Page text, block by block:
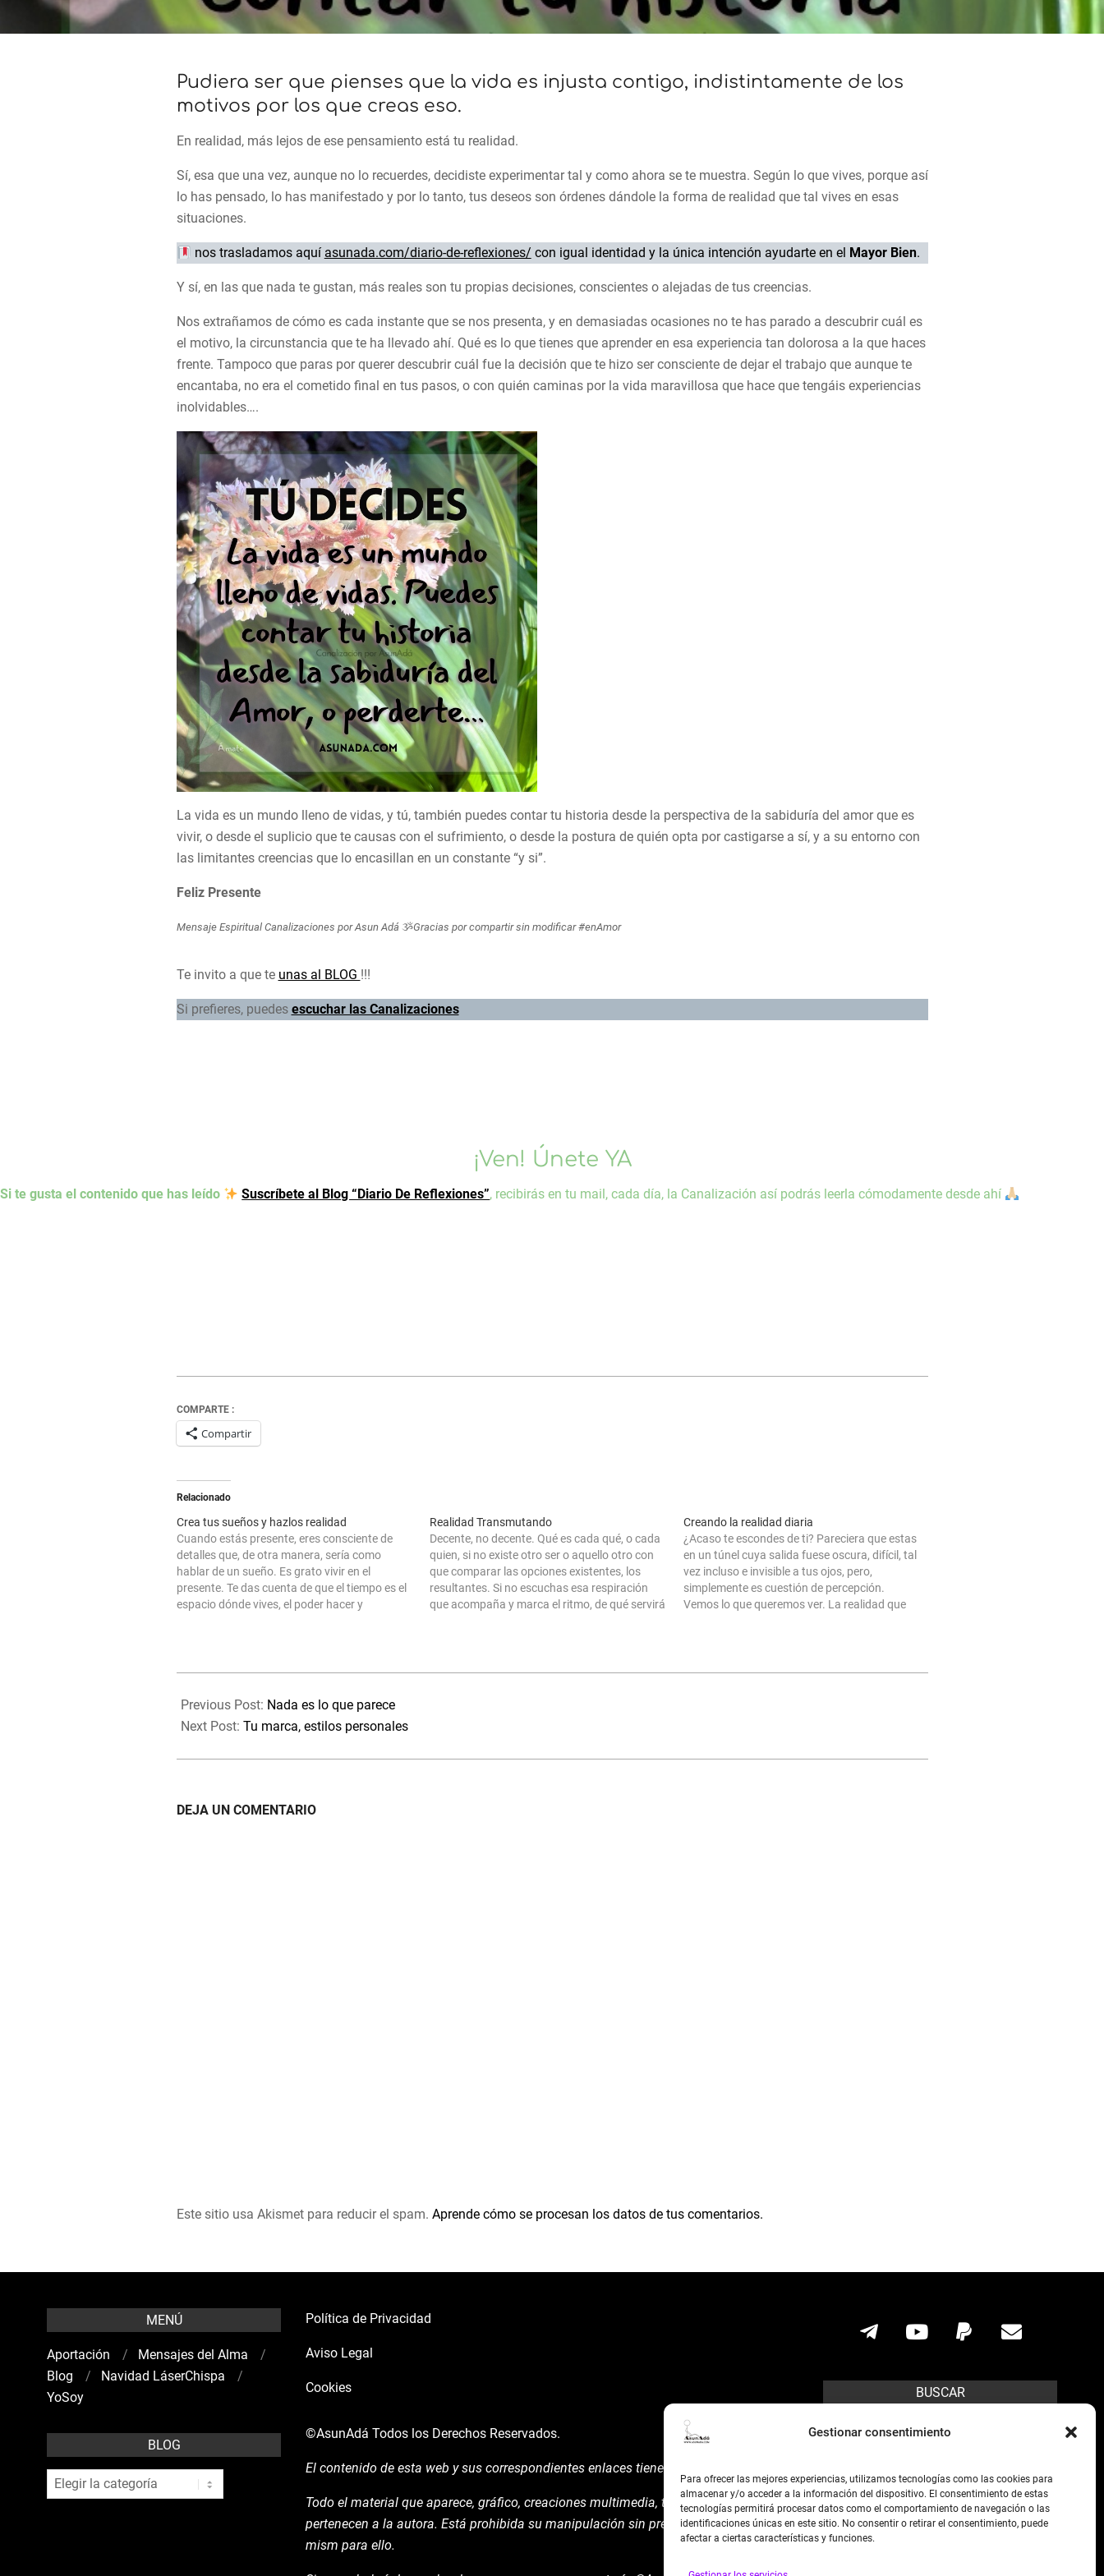
Gestionar consentimiento
Para ofrecer las mejores experiencias, utilizamos tecnologías como las cookies para
almacenar y/o acceder a la información del dispositivo. El consentimiento de estas
tecnologías permitirá procesar datos como el comportamiento de navegación o las
identificaciones únicas en este sitio. No consentir o retirar el consentimiento, puede
afectar a ciertas características y funciones.
Pudiera ser que pienses que la vida es injusta contigo, indistintamente de los
motivos por los que creas eso.
En realidad, más lejos de ese pensamiento está tu realidad.
Sí, esa que una vez, aunque no lo recuerdes, decidiste experimentar tal y como ahora se te muestra. Según lo que vives, porque así
lo has pensado, lo has manifestado y por lo tanto, tus deseos son órdenes dándole la forma de realidad que tal vives en esas
situaciones.
nos trasladamos aquí asunada.com/diario-de-reflexiones/ con igual identidad y la única intención ayudarte en el Mayor Bien.
Y sí, en las que nada te gustan, más reales son tu propias decisiones, conscientes o alejadas de tus creencias.
Nos extrañamos de cómo es cada instante que se nos presenta, y en demasiadas ocasiones no te has parado a descubrir cuál es
el motivo, la circunstancia que te ha llevado ahí. Qué es lo que tienes que aprender en esa experiencia tan dolorosa a la que haces
frente. Tampoco que paras por querer descubrir cuál fue la decisión que te hizo ser consciente de dejar el trabajo que aunque te
encantaba, no era el cometido final en tus pasos, o con quién caminas por la vida maravillosa que hace que tengáis experiencias
inolvidables….
La vida es un mundo lleno de vidas, y tú, también puedes contar tu historia desde la perspectiva de la sabiduría del amor que es
vivir, o desde el suplicio que te causas con el sufrimiento, o desde la postura de quién opta por castigarse a sí, y a su entorno con
las limitantes creencias que lo encasillan en un constante “y si”.
Feliz Presente
Mensaje Espiritual Canalizaciones por Asun Adá ૐGracias por compartir sin modificar #enAmor
Te invito a que te unas al BLOG !!!
Si prefieres, puedes escuchar las Canalizaciones
¡Ven! Únete YA
Si te gusta el contenido que has leído Suscríbete al Blog “Diario De Reflexiones”, recibirás en tu mail, cada día, la Canalización así podrás leerla cómodamente desde ahí
COMPARTE :
Compartir
Relacionado
Crea tus sueños y hazlos realidad
Cuando estás presente, eres consciente de
detalles que, de otra manera, sería como
hablar de un sueño. Es grato vivir en el
presente. Te das cuenta de que el tiempo es el
espacio dónde vives, el poder hacer y
Realidad Transmutando
Decente, no decente. Qué es cada qué, o cada
quien, si no existe otro ser o aquello otro con
que comparar las opciones existentes, los
resultantes. Si no escuchas esa respiración
que acompaña y marca el ritmo, de qué servirá
Creando la realidad diaria
¿Acaso te escondes de ti? Pareciera que estas
en un túnel cuya salida fuese oscura, difícil, tal
vez incluso e invisible a tus ojos, pero,
simplemente es cuestión de percepción.
Vemos lo que queremos ver. La realidad que
04-
16
Previous Post: Nada es lo que parece
Next Post: Tu marca, estilos personales
DEJA UN COMENTARIO
Este sitio usa Akismet para reducir el spam. Aprende cómo se procesan los datos de tus comentarios.
MENÚ
Aportación
Mensajes del Alma
Blog
Navidad LáserChispa
YoSoy
BLOG
blog
Política de Privacidad
Aviso Legal
Cookies
©AsunAdá Todos los Derechos Reservados.
El contenido de esta web y sus correspondientes enlaces tienen un uso explícito.
Todo el material que aparece, gráfico, creaciones multimedia, texto y demás posibles,
pertenecen a la autora. Está prohibida su manipulación sin previo aviso expreso de la
mism para ello.
BUSCAR
Search